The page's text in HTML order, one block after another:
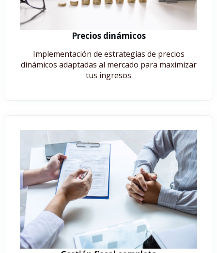
Precios dinámicos
Implementación de estrategias de precios
dinámicos adaptadas al mercado para maximizar
tus ingresos